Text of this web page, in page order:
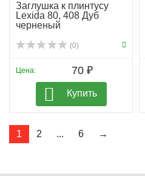
Заглушка к плинтусу
Lexida 80, 408 Дуб
черненый
(0)
Цена: 70 ₽
Купить
1 2 ... 6 →